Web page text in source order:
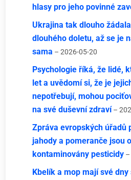
hlasy pro jeho povinné
Ukrajina tak dlouho
dlouhého doletu, až se je
sama – 2026-05-20
Psychologie říká, že lidé,
let a uvědomí si, že je
nepotřebují, mohou
na své duševní zdraví –
Zpráva evropských úřadů
jahody a pomeranče jsou
kontaminovány pesticidy
Kbelík a mop mají své dny